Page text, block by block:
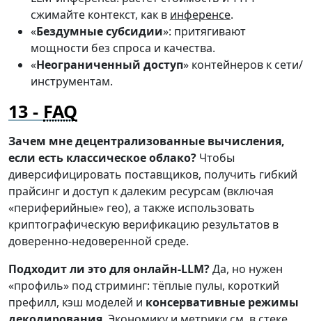
сжимайте контекст, как в инференсе.
«Бездумные субсидии»: притягивают
мощности без спроса и качества.
«Неограниченный доступ» контейнеров к сети/
инструментам.
FAQ
Зачем мне децентрализованные вычисления,
если есть классическое облако? Чтобы
диверсифицировать поставщиков, получить гибкий
прайсинг и доступ к далеким ресурсам (включая
«периферийные» гео), а также использовать
криптографическую верификацию результатов в
доверенно-недоверенной среде.
Подходит ли это для онлайн-LLM?Да, но нужен
«профиль» под стриминг: тёплые пулы, короткий
префилл, кэш моделей и консервативные режимы